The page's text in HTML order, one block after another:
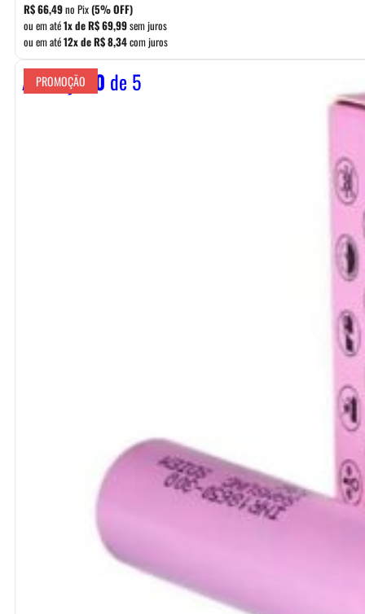
R$66,49no Pix(5% OFF)
ou em até1x deR$69,99sem juros
ou em até12x deR$8,34com juros
Avaliação 0 de 5
PROMOÇÃO